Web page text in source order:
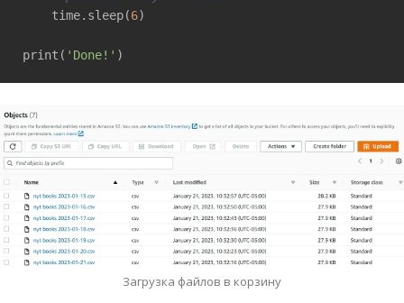
    time.sleep(
6)
print( 'Done!' )
Загрузка файлов в корзину